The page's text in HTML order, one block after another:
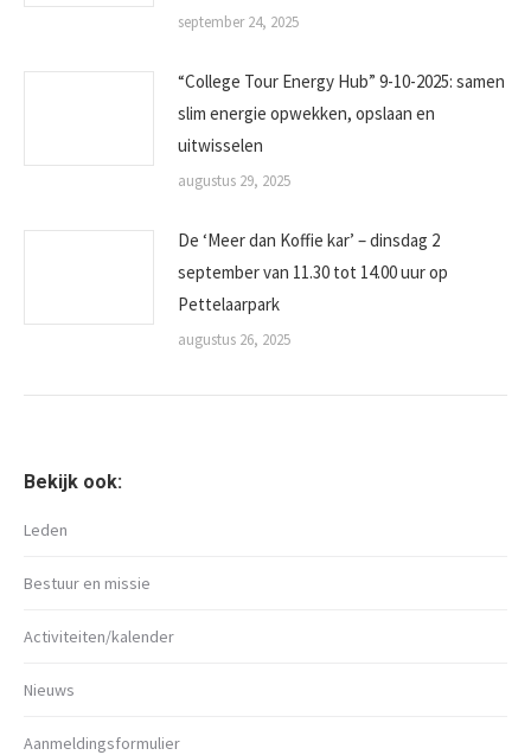
september 24, 2025
“College Tour Energy Hub” 9-10-2025: samen
slim energie opwekken, opslaan en
uitwisselen
augustus 29, 2025
De ‘Meer dan Koffie kar’ – dinsdag 2
september van 11.30 tot 14.00 uur op
Pettelaarpark
augustus 26, 2025
Bekijk ook:
Leden
Bestuur en missie
Activiteiten/kalender
Nieuws
Aanmeldingsformulier